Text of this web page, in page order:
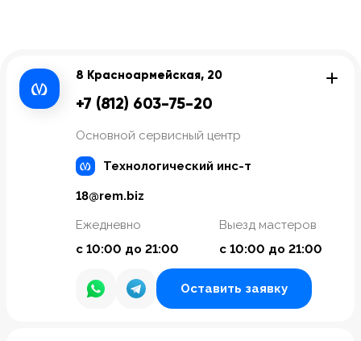
8 Красноармейская, 20
+7 (812) 603-75-20
Основной сервисный центр
Технологический инс-т
18@rem.biz
Ежедневно
с 10:00 до 21:00
Выезд мастеров
с 10:00 до 21:00
Оставить заявку